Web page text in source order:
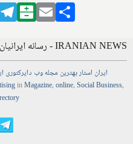
LinkedIn
Telegram
Balatarin
Email
IRANIAN NEWS - رسانه ایرانیان
ایران استاربهترین مجلهوب دایرکتوری
inMagazine,online,Social Business,